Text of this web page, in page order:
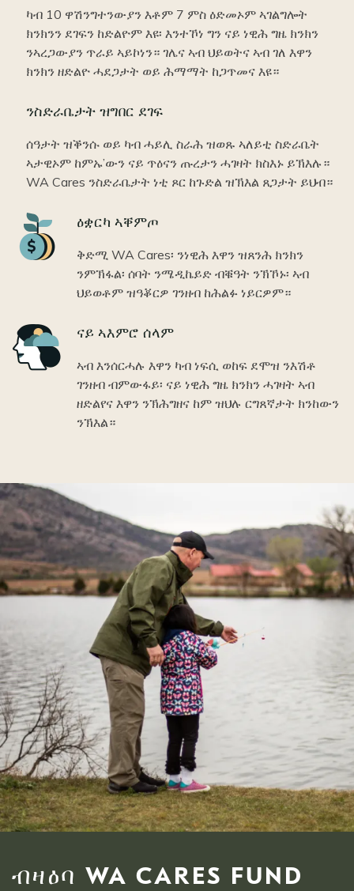
ካብ 10 ዋሽንግተንውያን እቶም 7 ምስ ዕድመኦም ኣገልግሎት
ክንክንን ደገፍን ከድልዮም እዩ፡ እንተኾነ ግን ናይ ነዊሕ ግዜ ክንክን
ንኣረጋውያን ጥራይ ኣይኮነን። ገሌና ኣብ ህይወትና ኣብ ገለ እዋን
ክንክን ዘድልዮ ሓደጋታት ወይ ሕማማት ከጋጥመና እዩ።
ንስድራቤታት ዝግበር ደገፍ
ሰዓታት ዝቕንሱ ወይ ካብ ሓይሊ ስራሕ ዝወጹ ኣለይቲ ስድራቤት
ኣታዊኦም ከምኡ’ውን ናይ ጥዕናን ጡረታን ሓገዛት ክስእኑ ይኽእሉ።
WA Cares ንስድራቤታት ነቲ ጾር ከጉድል ዝኽእል ጸጋታት ይህብ።
Icon ዕቋርካ ኣቐምጦ
ቅድሚ WA Cares፡ ንነዊሕ እዋን ዝጸንሕ ክንክን
ንምኽፋል፡ ሰባት ንሜዲኬይድ ብቑዓት ንኽኾኑ፡ ኣብ
ህይወቶም ዝዓቖርዎ ገንዘብ ከሕልፉ ነይርዎም።
Icon ናይ ኣእምሮ ሰላም
ኣብ እንሰርሓሉ እዋን ካብ ነፍሲ ወከፍ ደሞዝ ንእሽቶ
ገንዘብ ብምውፋይ፡ ናይ ነዊሕ ግዜ ክንክን ሓገዛት ኣብ
ዘድልየና እዋን ንኽሕግዘና ከም ዝህሉ ርግጸኛታት ክንከውን
ንኽእል።
ብዛዕባ WA CARES FUND
Image